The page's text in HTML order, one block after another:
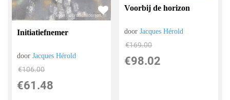
Initiatiefnemer
doorJacques Hérold
€106.00
€61.48
Voorbij de horizon
doorJacques Hérold
€169.00
€98.02